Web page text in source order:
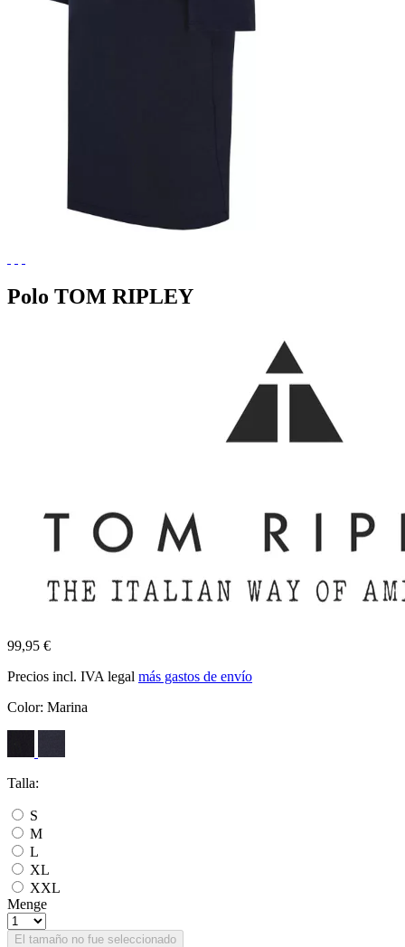
Polo TOM RIPLEY
99,95 €
Precios incl. IVA legal más gastos de envío
Color: Marina
Talla:
S
M
L
XL
XXL
Menge
El tamaño no fue seleccionado